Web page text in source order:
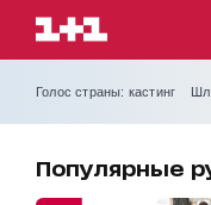
Голос страны: кастинг
Популярные